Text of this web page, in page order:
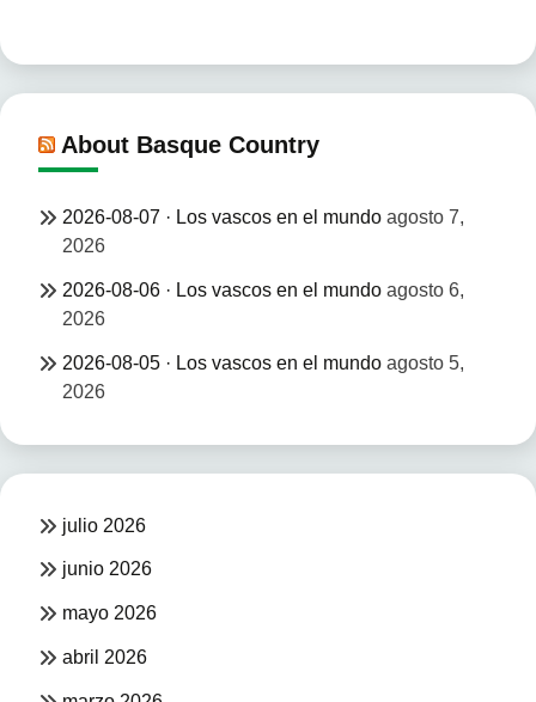
About Basque Country
2026-08-07 · Los vascos en el mundo agosto 7,
2026
2026-08-06 · Los vascos en el mundo agosto 6,
2026
2026-08-05 · Los vascos en el mundo agosto 5,
2026
julio 2026
junio 2026
mayo 2026
abril 2026